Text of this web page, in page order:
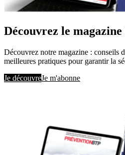
Découvrez le
Découvrez notre magazine : conseils
meilleures pratiques pour garantir la
Je découvreJe m'abonne